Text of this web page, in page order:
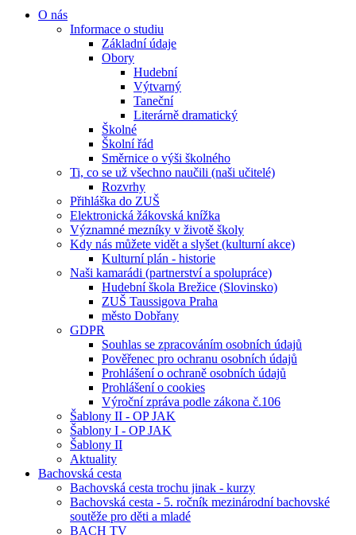
O nás
Informace o studiu
Základní údaje
Obory
Hudební
Výtvarný
Taneční
Literárně dramatický
Školné
Školní řád
Směrnice o výši školného
Ti, co se už všechno naučili (naši učitelé)
Rozvrhy
Přihláška do ZUŠ
Elektronická žákovská knížka
Významné mezníky v životě školy
Kdy nás můžete vidět a slyšet (kulturní akce)
Kulturní plán - historie
Naši kamarádi (partnerství a spolupráce)
Hudební škola Brežice (Slovinsko)
ZUŠ Taussigova Praha
město Dobřany
GDPR
Souhlas se zpracováním osobních údajů
Pověřenec pro ochranu osobních údajů
Prohlášení o ochraně osobních údajů
Prohlášení o cookies
Výroční zpráva podle zákona č.106
Šablony II - OP JAK
Šablony I - OP JAK
Šablony II
Aktuality
Bachovská cesta
Bachovská cesta trochu jinak - kurzy
Bachovská cesta - 5. ročník mezinárodní bachovské
soutěže pro děti a mladé
BACH TV